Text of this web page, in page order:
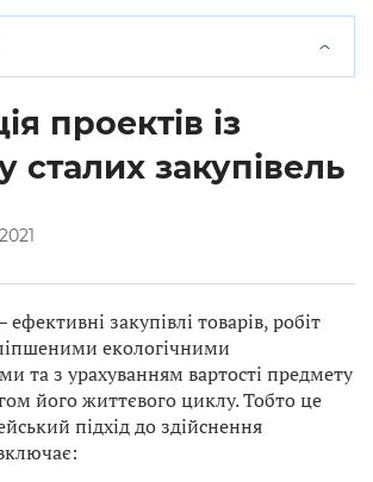
проектів із
сталих закупівель
ефективні закупівлі товарів, робіт
екологічними
та з урахуванням вартості предмету
його життєвого циклу. Тобто це
підхід до здійснення